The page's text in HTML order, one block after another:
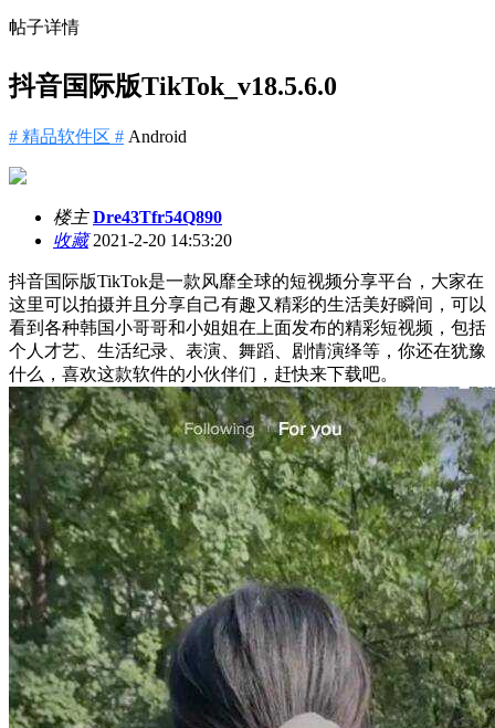
帖子详情
抖音国际版TikTok_v18.5.6.0
# 精品软件区 # Android
楼主 Dre43Tfr54Q890
收藏2021-2-20 14:53:20
抖音国际版TikTok是一款风靡全球的短视频分享平台，大家在
这里可以拍摄并且分享自己有趣又精彩的生活美好瞬间，可以
看到各种韩国小哥哥和小姐姐在上面发布的精彩短视频，包括
个人才艺、生活纪录、表演、舞蹈、剧情演绎等，你还在犹豫
什么，喜欢这款软件的小伙伴们，赶快来下载吧。